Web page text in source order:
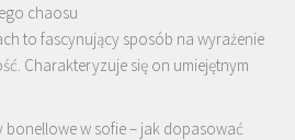
chaosu
to fascynujący sposób na wyrażenie
Charakteryzuje się on umiejętnym
bonellowe w sofie – jak dopasować